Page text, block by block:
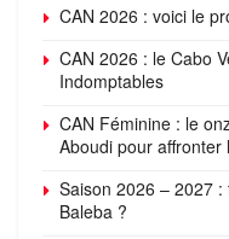
CAN 2026 : voici le
CAN 2026 : le Cabo
Indomptables
CAN Féminine : le
Aboudi pour affronter
Saison 2026 – 2027 :
Baleba ?